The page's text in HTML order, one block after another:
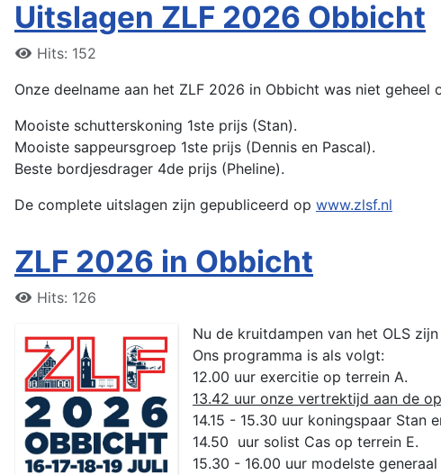
Uitslagen ZLF 2026 Obbicht
Hits: 152
Onze deelname aan het ZLF 2026 in Obbicht was niet
Mooiste schutterskoning 1ste prijs (Stan).
Mooiste sappeursgroep 1ste prijs (Dennis en Pascal).
Beste bordjesdrager 4de prijs (Pheline).
De complete uitslagen zijn gepubliceerd op www.zlsf.nl
ZLF 2026 in Obbicht
Hits: 126
Nu de kruitdampen van het OLS
Ons programma is als volgt:
12.00 uur exercitie op terrein A.
13.42 uur onze vertrektijd aan de
14.15 - 15.30 uur koningspaar Stan
14.50 uur solist Cas op terrein E.
15.30 - 16.00 uur modelste generaal